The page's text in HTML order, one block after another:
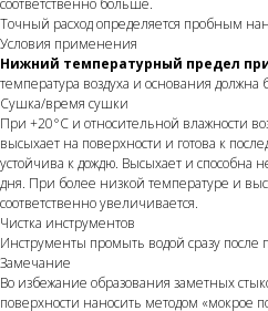
соответственно больше.
Точный расход определяется пробным
Условия применения
Нижний температурный предел
температура воздуха и основания
Сушка/время сушки
При +20°C и относительной влажности
высыхает на поверхности и готова к
устойчива к дождю. Высыхает и способна
дня. При более низкой температуре и
соответственно увеличивается.
Чистка инструментов
Инструменты промыть водой сразу
Замечание
Во избежание образования заметных
поверхности наносить методом «мокрое